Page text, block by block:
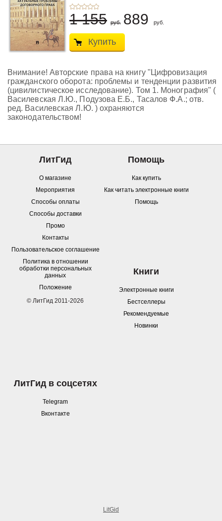
1 155 руб. 889 руб.
Купить
Внимание! Авторские права на книгу "Цифровизация
гражданского оборота: проблемы и тенденции развития
(цивилистическое исследование). Том 1. Монография" (
Василевская Л.Ю., Подузова Е.Б., Тасалов Ф.А.; отв.
ред. Василевская Л.Ю. ) охраняются
законодательством!
ЛитГид
О магазине
Мероприятия
Способы оплаты
Способы доставки
Промо
Контакты
Пользовательское соглашение
Политика в отношении
обработки персональных
данных
Положение
© ЛитГид 2011-2026
Помощь
Как купить
Как читать электронные книги
Помощь
Книги
Электронные книги
Бестселлеры
Рекомендуемые
Новинки
ЛитГид в соцсетях
Telegram
Вконтакте
LitGid